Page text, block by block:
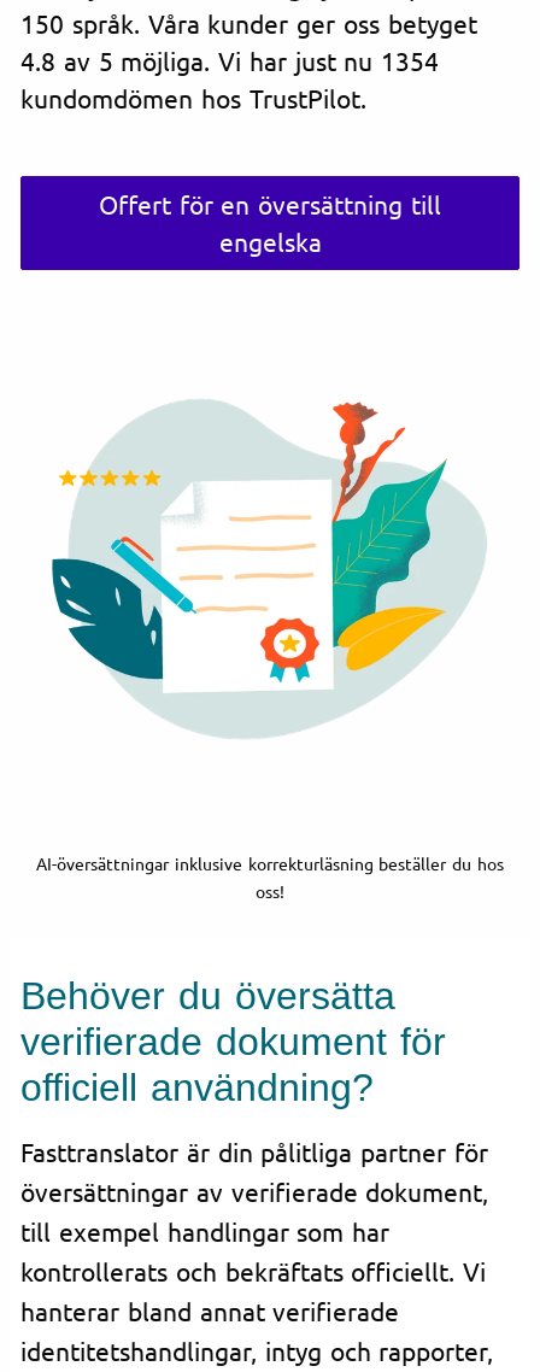
150 språk. Våra kunder ger oss betyget
4.8 av 5 möjliga. Vi har just nu 1354
kundomdömen hos TrustPilot.
Offert för en översättning till
engelska
AI-översättningar inklusive korrekturläsning beställer du hos
oss!
Behöver du översätta
verifierade dokument för
officiell användning?
Fasttranslator är din pålitliga partner för
översättningar av verifierade dokument,
till exempel handlingar som har
kontrollerats och bekräftats officiellt. Vi
hanterar bland annat verifierade
identitetshandlingar, intyg och rapporter,